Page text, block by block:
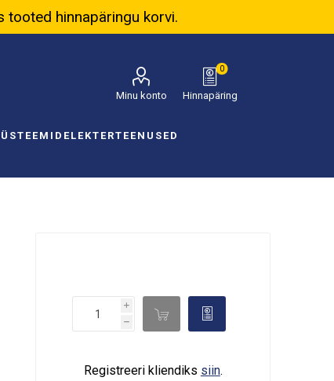
tooted hinnapäringu korvi.
Minu konto Hinnapäring
0
ELEKTERTEENUSED
i
h
d 
Registreeri kliendiks siin.